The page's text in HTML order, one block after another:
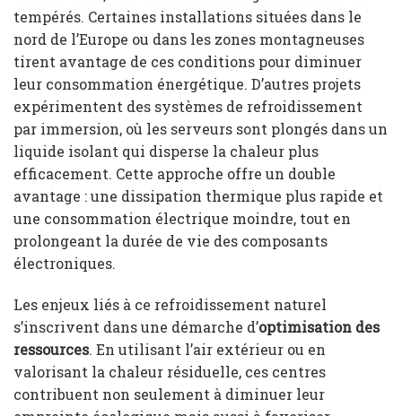
tempérés. Certaines installations situées dans le
nord de l’Europe ou dans les zones montagneuses
tirent avantage de ces conditions pour diminuer
leur consommation énergétique. D’autres projets
expérimentent des systèmes de refroidissement
par immersion, où les serveurs sont plongés dans un
liquide isolant qui disperse la chaleur plus
efficacement. Cette approche offre un double
avantage : une dissipation thermique plus rapide et
une consommation électrique moindre, tout en
prolongeant la durée de vie des composants
électroniques.
Les enjeux liés à ce refroidissement naturel
s’inscrivent dans une démarche d’optimisation des
ressources. En utilisant l’air extérieur ou en
valorisant la chaleur résiduelle, ces centres
contribuent non seulement à diminuer leur